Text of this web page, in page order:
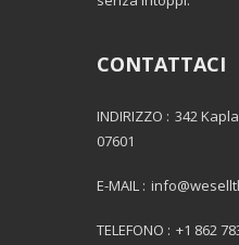
CONTATTACI
INDIRIZZO : 342
07601
E-MAIL :
TELEFONO : +1 862